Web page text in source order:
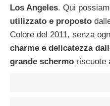
Los Angeles. Qui
utilizzato e proposto
Colore del 2011, senza
charme e delicatezza
grande schermo riscuote